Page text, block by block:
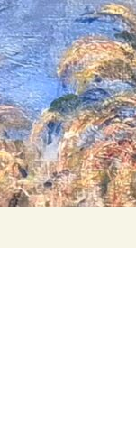
Aller
au
contenu